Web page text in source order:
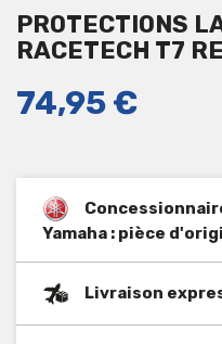
PROTECTIONS
RACETECH T7
74,95 €
Yamaha : pièce
Livraison